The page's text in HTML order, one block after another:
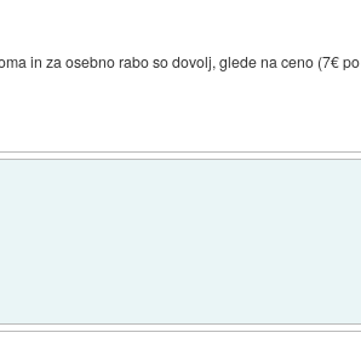
in za osebno rabo so dovolj, glede na ceno (7€ po